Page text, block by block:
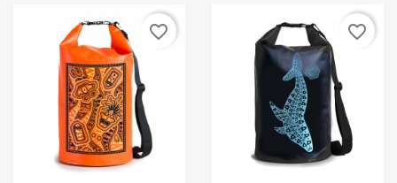
favorite_border favorite_border